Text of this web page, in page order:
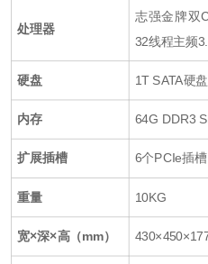
处理器
志强金牌双
32线程主频
硬盘 1T SATA硬盘
内存 64G DDR3
扩展插槽 6个PCIe插槽
重量 10KG
宽×深×高（mm）